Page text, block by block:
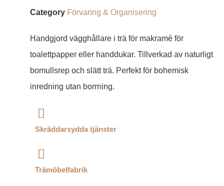
Category Förvaring & Organisering
Handgjord vägghållare i trä för makramé för
toalettpapper eller handdukar. Tillverkad av naturligt
bomullsrep och slätt trä. Perfekt för bohemisk
inredning utan borrning.
Skräddarsydda tjänster
Trämöbelfabrik